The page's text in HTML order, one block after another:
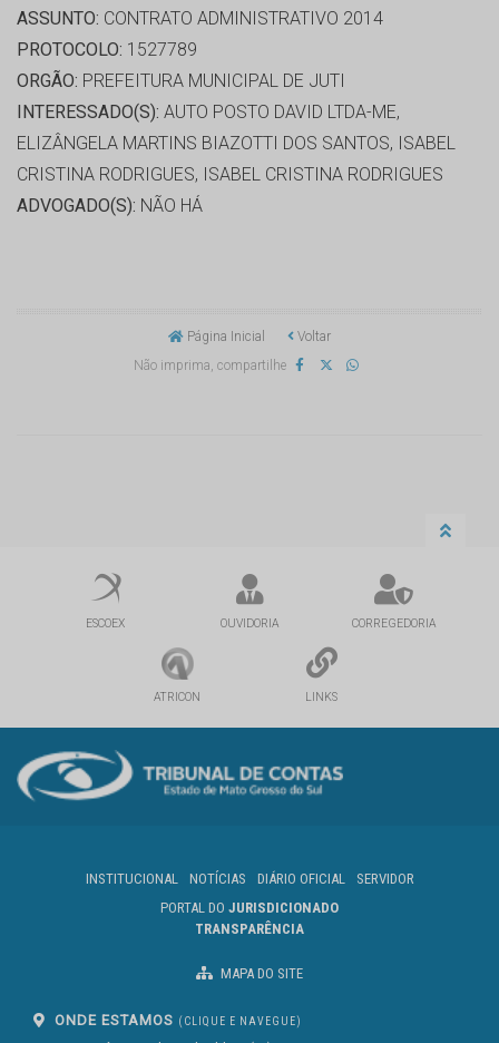
ASSUNTO: CONTRATO ADMINISTRATIVO 2014
PROTOCOLO: 1527789
ORGÃO: PREFEITURA MUNICIPAL DE JUTI
INTERESSADO(S): AUTO POSTO DAVID LTDA-ME,
ELIZÂNGELA MARTINS BIAZOTTI DOS SANTOS, ISABEL
CRISTINA RODRIGUES, ISABEL CRISTINA RODRIGUES
ADVOGADO(S): NÃO HÁ
Página Inicial
Voltar
Não imprima, compartilhe
ESCOEX OUVIDORIA CORREGEDORIA
ATRICON LINKS
INSTITUCIONAL NOTÍCIAS DIÁRIO OFICIAL
SERVIDOR
PORTAL DO JURISDICIONADO
TRANSPARÊNCIA
MAPA DO SITE
ONDE ESTAMOS (CLIQUE E NAVEGUE)